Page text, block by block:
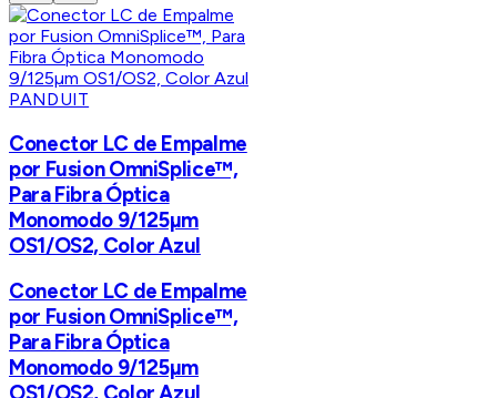
PANDUIT
Conector LC de Empalme
por Fusion OmniSplice™,
Para Fibra Óptica
Monomodo 9/125µm
OS1/OS2, Color Azul
Conector LC de Empalme
por Fusion OmniSplice™,
Para Fibra Óptica
Monomodo 9/125µm